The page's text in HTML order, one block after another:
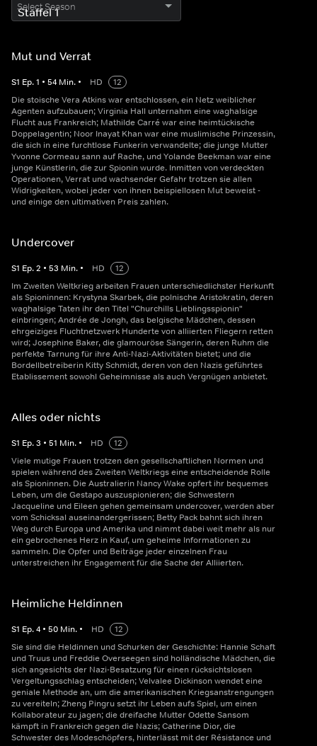
Select Season
Mut und Verrat
S1 Ep.1 • 54 Min. • HD
12
Die stoische Vera Atkins war entschlossen, ein Netz weiblicher
Agenten aufzubauen; Virginia Hall unternahm eine waghalsige
Flucht aus Frankreich; Mathilde Carré war eine heimtückische
Doppelagentin; Noor Inayat Khan war eine muslimische Prinzessin,
die sich in eine furchtlose Funkerin verwandelte; die junge Mutter
Yvonne Cormeau sann auf Rache, und Yolande Beekman war eine
junge Künstlerin, die zur Spionin wurde. Inmitten von verdeckten
Operationen, Verrat und wachsender Gefahr trotzen sie allen
Widrigkeiten, wobei jeder von ihnen beispiellosen Mut beweist -
und einige den ultimativen Preis zahlen.
Undercover
S1 Ep.2 • 53 Min. • HD
12
Im Zweiten Weltkrieg arbeiten Frauen unterschiedlichster Herkunft
als Spioninnen: Krystyna Skarbek, die polnische Aristokratin, deren
waghalsige Taten ihr den Titel "Churchills Lieblingsspionin"
einbringen; Andrée de Jongh, das belgische Mädchen, dessen
ehrgeiziges Fluchtnetzwerk Hunderte von alliierten Fliegern retten
wird; Josephine Baker, die glamouröse Sängerin, deren Ruhm die
perfekte Tarnung für ihre Anti-Nazi-Aktivitäten bietet; und die
Bordellbetreiberin Kitty Schmidt, deren von den Nazis geführtes
Etablissement sowohl Geheimnisse als auch Vergnügen anbietet.
Alles oder nichts
S1 Ep.3 • 51 Min. • HD
12
Viele mutige Frauen trotzen den gesellschaftlichen Normen und
spielen während des Zweiten Weltkriegs eine entscheidende Rolle
als Spioninnen. Die Australierin Nancy Wake opfert ihr bequemes
Leben, um die Gestapo auszuspionieren; die Schwestern
Jacqueline und Eileen gehen gemeinsam undercover, werden aber
vom Schicksal auseinandergerissen; Betty Pack bahnt sich ihren
Weg durch Europa und Amerika und nimmt dabei weit mehr als nur
ein gebrochenes Herz in Kauf, um geheime Informationen zu
sammeln. Die Opfer und Beiträge jeder einzelnen Frau
unterstreichen ihr Engagement für die Sache der Alliierten.
Heimliche Heldinnen
S1 Ep.4 • 50 Min. • HD
12
Sie sind die Heldinnen und Schurken der Geschichte: Hannie Schaft
und Truus und Freddie Overseegen sind holländische Mädchen, die
sich angesichts der Nazi-Besatzung für einen rücksichtslosen
Vergeltungsschlag entscheiden; Velvalee Dickinson wendet eine
geniale Methode an, um die amerikanischen Kriegsanstrengungen
zu vereiteln; Zheng Pingru setzt ihr Leben aufs Spiel, um einen
Kollaborateur zu jagen; die dreifache Mutter Odette Sansom
kämpft in Frankreich gegen die Nazis; Catherine Dior, die
Schwester des Modeschöpfers, hinterlässt mit der Résistance und